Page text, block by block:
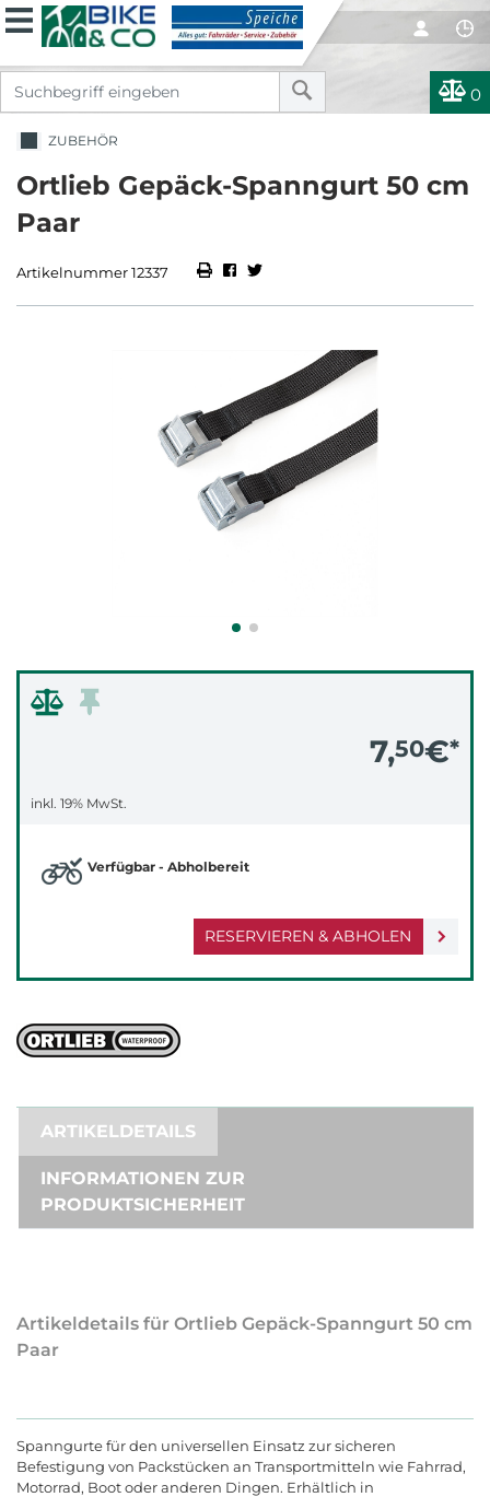
0
ZUBEHÖR
Ortlieb Gepäck-Spanngurt 50 cm
Paar
Artikelnummer 12337
7,50€*
inkl. 19% MwSt.
RESERVIEREN & ABHOLEN
Verfügbar - Abholbereit
ARTIKELDETAILS
INFORMATIONEN ZUR
PRODUKTSICHERHEIT
Artikeldetails für Ortlieb Gepäck-Spanngurt 50 cm
Paar
Spanngurte für den universellen Einsatz zur sicheren
Befestigung von Packstücken an Transportmitteln wie Fahrrad,
Motorrad, Boot oder anderen Dingen. Erhältlich in